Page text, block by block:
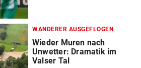
WANDERER AUSGEFLOGEN
Wieder Muren nach
Unwetter: Dramatik im
Valser Tal